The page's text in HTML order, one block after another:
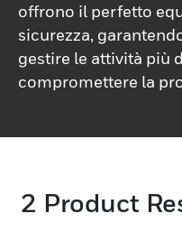
offrono il perfetto
sicurezza,
gestire le attività più
compromettere la
medici e nelle
2 Product